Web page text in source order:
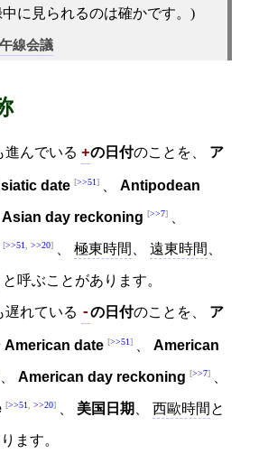
に見られるのは確かです。)
線会議
進んでいる +の日付のことを、 ア
date >>51 、 Antipodean
Asian day reckoning >>7 、
>>51, >>20 、 極東時間 、 遠東時間 、
と呼ぶことがあります。
遅れている -の日付のことを、 ア
American date >>51 、 American
、 American day reckoning >>7 、
>>51, >>20 、 美国日期 、 西歐時間 と
ます。